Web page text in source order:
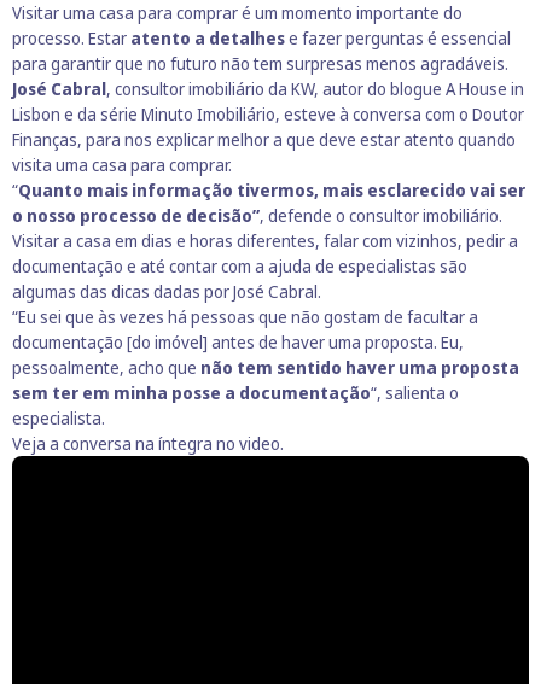
Visitar uma casa para comprar é um momento importante do
processo. Estar atento a detalhese fazer perguntas é essencial
para garantir que no futuro não tem surpresas menos agradáveis.
José Cabral, consultor imobiliário da KW, autor do blogue A House in
Lisbon e da série Minuto Imobiliário, esteve à conversa com o Doutor
Finanças, para nos explicar melhor a que deve estar atento quando
visita uma casa para comprar.
“Quanto mais informação tivermos, mais esclarecido vai ser
o nosso processo de decisão”, defende o consultor imobiliário.
Visitar a casa em dias e horas diferentes, falar com vizinhos, pedir a
documentação e até contar com a ajuda de especialistas são
algumas das dicas dadas por José Cabral.
“Eu sei que às vezes há pessoas que não gostam de facultar a
documentação [do imóvel] antes de haver uma proposta. Eu,
pessoalmente, acho que não tem sentido haver uma proposta
sem ter em minha posse a documentação“, salienta o
especialista.
Veja a conversa na íntegra no video.